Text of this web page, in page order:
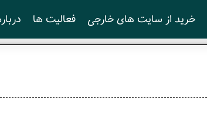
خرید از سایت های خارجی فعالیت ها